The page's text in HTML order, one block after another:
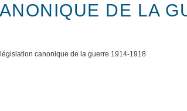
DE LA
canonique de la guerre 1914-1918